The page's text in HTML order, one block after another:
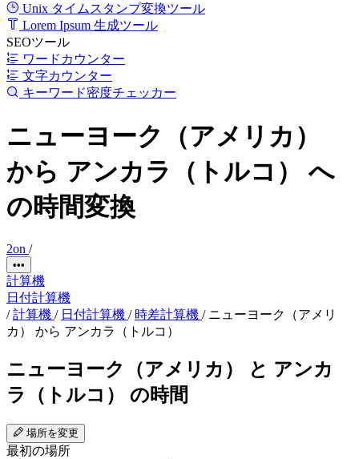
Unix タイムスタンプ変換ツール
Lorem Ipsum 生成ツール
SEOツール
ワードカウンター
文字カウンター
キーワード密度チェッカー
ニューヨーク（アメリカ）
から アンカラ（トルコ） へ
の時間変換
2on /
•••
計算機
日付計算機
/ 計算機 / 日付計算機 / 時差計算機 / ニューヨーク（アメリ
カ） から アンカラ（トルコ）
ニューヨーク（アメリカ） と アンカ
ラ（トルコ） の時間
場所を変更
最初の場所